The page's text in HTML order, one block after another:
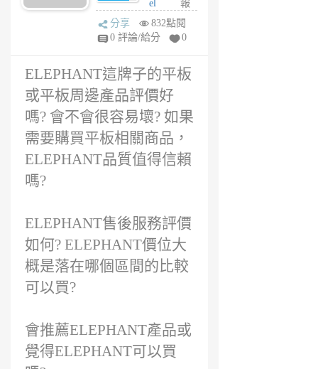
el
a
6
報
分享
832點閱
0 評論/給分
0
ELEPHANT這牌子的平板
或平板周邊產品評價好
嗎? 會不會很容易壞? 如果
需要購買平板相關商品，
ELEPHANT品質值得信賴
嗎?
ELEPHANT售後服務評價
如何? ELEPHANT價位大
概是落在哪個區間的比較
可以買?
會推薦ELEPHANT產品或
覺得ELEPHANT可以買